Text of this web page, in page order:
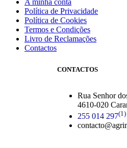
A minha conta
Política de Privacidade
Política de Cookies
Termos e Condições
Livro de Reclamações
Contactos
CONTACTOS
Rua Senhor
4610-020
255 014 297(1)